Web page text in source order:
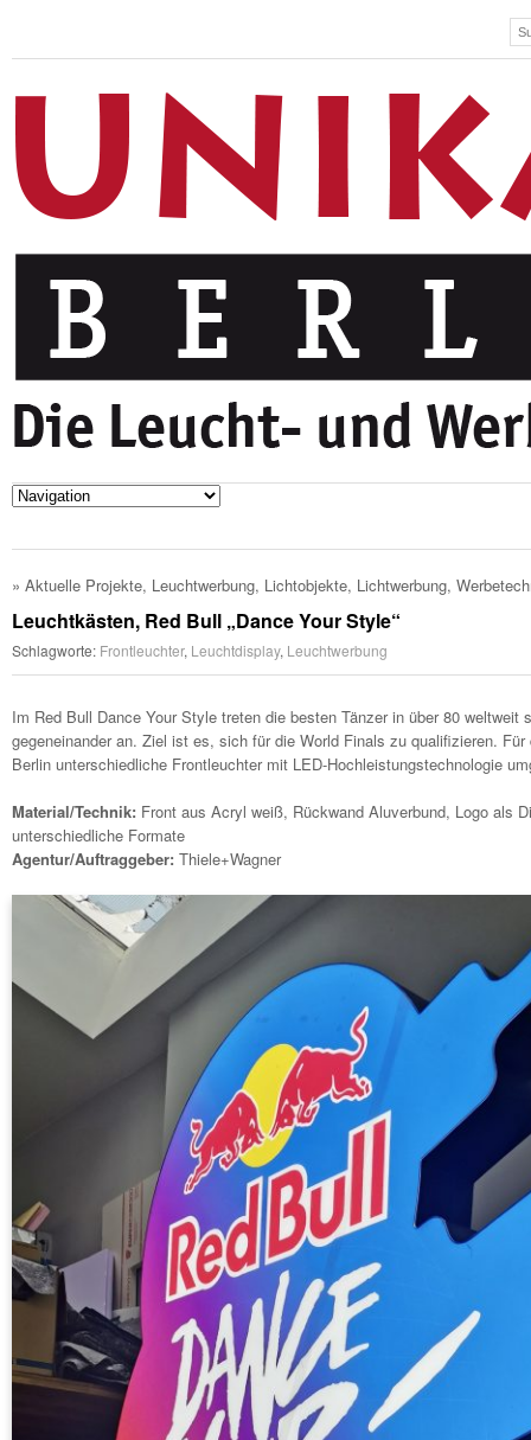
» Aktuelle Projekte, Leuchtwerbung, Lichtobjekte, Lichtwerbung,
Leuchtkästen, Red Bull „Dance Your Style“
Schlagworte: Frontleuchter, Leuchtdisplay, Leuchtwerbung
Im Red Bull Dance Your Style treten die besten Tänzer in über 80 weltweit
gegeneinander an. Ziel ist es, sich für die World Finals zu qualifizieren.
Berlin unterschiedliche Frontleuchter mit LED-Hochleistungstechnologie
Material/Technik: Front aus Acryl weiß, Rückwand Aluverbund, Logo als
unterschiedliche Formate
Agentur/Auftraggeber: Thiele+Wagner